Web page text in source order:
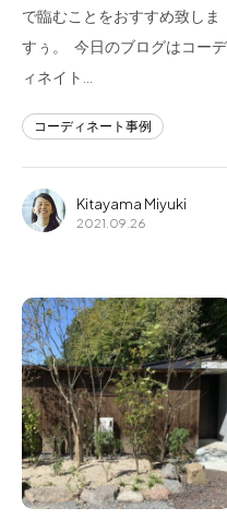
で臨むことをおすすめ致しま
すぅ。 今日のブログはコーデ
ィネイト…
コーディネート事例
Kitayama Miyuki
2021.09.26